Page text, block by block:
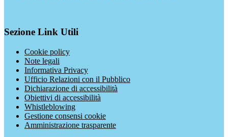
Sezione Link Utili
Cookie policy
Note legali
Informativa Privacy
Ufficio Relazioni con il Pubblico
Dichiarazione di accessibilità
Obiettivi di accessibilità
Whistleblowing
Gestione consensi cookie
Amministrazione trasparente